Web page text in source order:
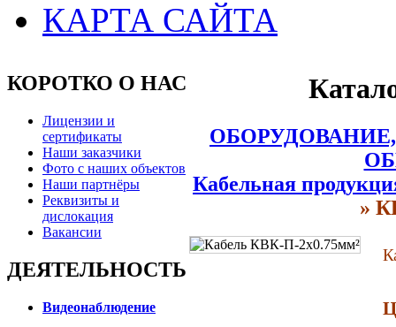
КАРТА САЙТА
КОРОТКО О НАС
Лицензии и
сертификаты
Наши заказчики
Фото с наших объектов
Наши партнёры
Реквизиты и
дислокация
Вакансии
ДЕЯТЕЛЬНОСТЬ
Видеонаблюдение
Кабельная
»